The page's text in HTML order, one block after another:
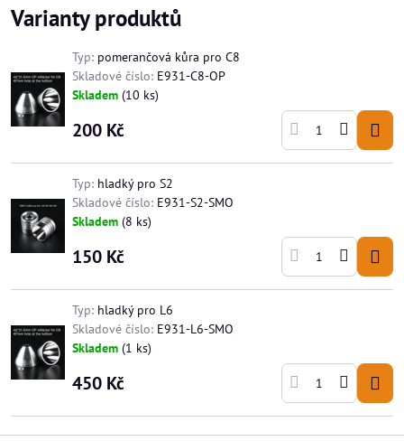
Varianty produktů
Typ: pomerančová kůra pro C8
Skladové číslo: E931-C8-OP
Skladem (10 ks)
200 Kč
Typ: hladký pro S2
Skladové číslo: E931-S2-SMO
Skladem (8 ks)
150 Kč
Typ: hladký pro L6
Skladové číslo: E931-L6-SMO
Skladem (1 ks)
450 Kč